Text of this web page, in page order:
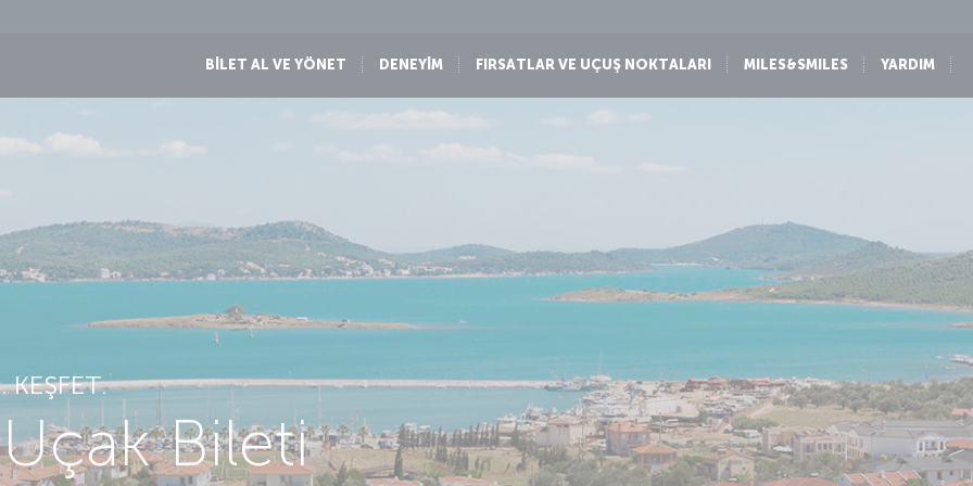
BİLET AL VE YÖNET DENEYİM FIRSATLAR VE UÇUŞ NOKTALARI MILES&SMILES YARDIM
KEŞFET.
Bileti